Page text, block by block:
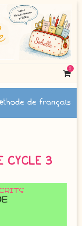
0
de français à
CYCLE 3